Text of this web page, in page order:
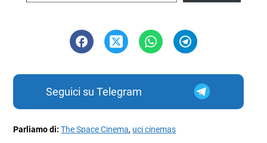
Seguici su Telegram
Parliamo di:The Space Cinema, uci cinemas